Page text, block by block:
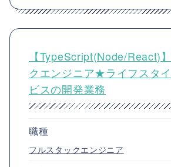
【TypeScript(Node/React)
クエンジニア★ライフスタ
ビスの開発業務
職種
フルスタックエンジニア